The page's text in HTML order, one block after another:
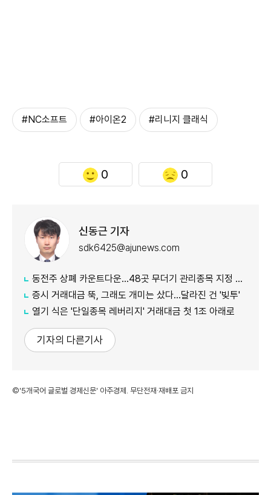
#NC소프트 #아이온2 #리니지 클래식
0 0
신동근 기자
sdk6425@ajunews.com
동전주 상폐 카운트다운…48곳 무더기 관리종목 지정 임박
증시 거래대금 뚝, 그래도 개미는 샀다…달라진 건 '빚투'
열기 식은 '단일종목 레버리지' 거래대금 첫 1조 아래로
기자의 다른기사
©'5개국어 글로벌 경제신문' 아주경제. 무단전재·재배포 금지